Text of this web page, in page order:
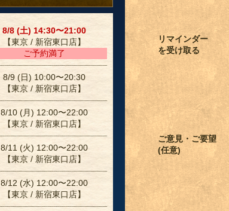
8/8 (土) 14:30〜21:00
【東京 / 新宿東口店】
ご予約満了
8/9 (日) 10:00〜20:30
【東京 / 新宿東口店】
8/10 (月) 12:00〜22:00
【東京 / 新宿東口店】
8/11 (火) 12:00〜22:00
【東京 / 新宿東口店】
8/12 (水) 12:00〜22:00
【東京 / 新宿東口店】
リマインダー
を受け取る
ご意見・ご要望
(任意)